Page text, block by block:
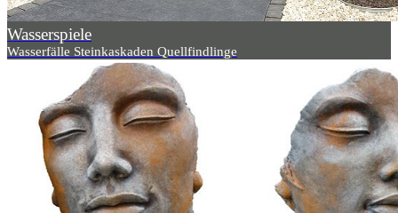
Wasserspiele
Wasserfälle Steinkaskaden Quellfindlinge